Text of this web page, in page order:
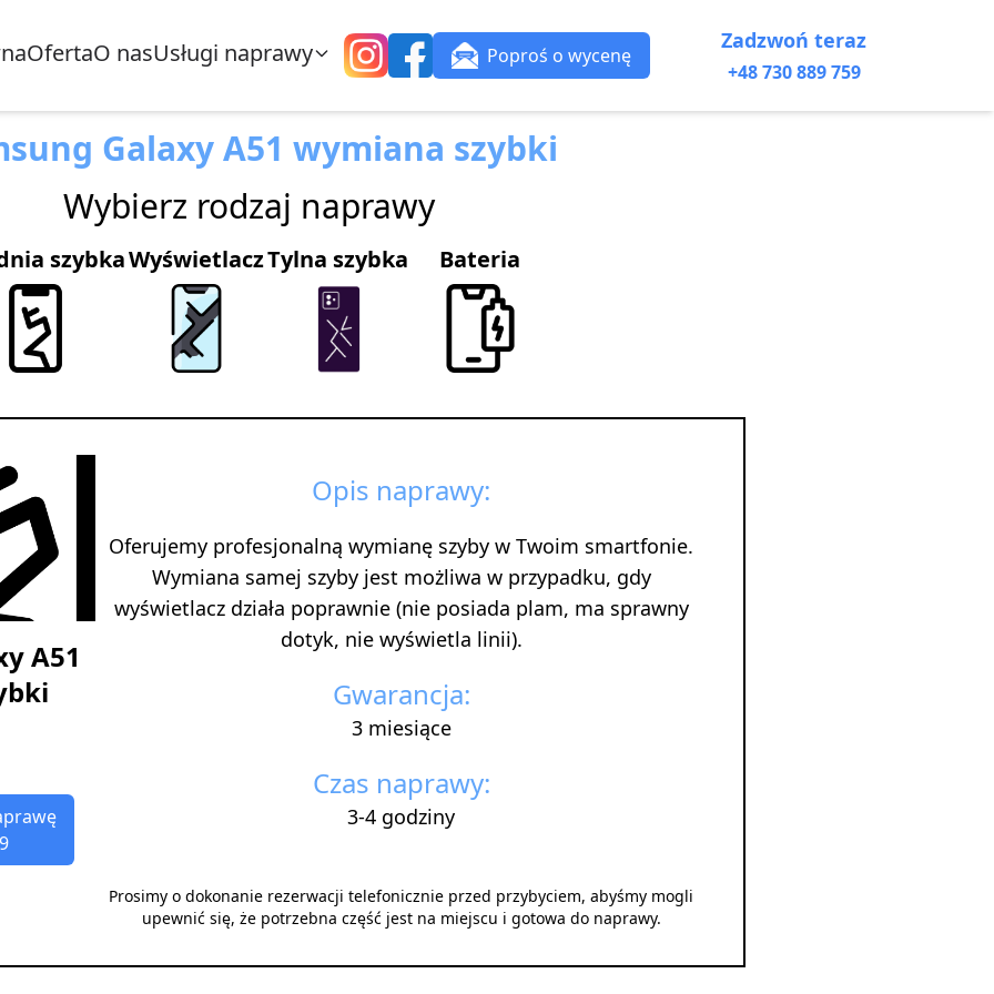
OfertaO nasUsługi naprawy Poproś o wycenę
Zadzwoń teraz
+48 730 889 759
Galaxy A51 wymiana szybki
Wybierz rodzaj naprawy
szybkaWyświetlaczTylna szybka Bateria
A51
Opis naprawy:
Oferujemy profesjonalną wymianę szyby w Twoim smartfonie.
Wymiana samej szyby jest możliwa w przypadku, gdy
wyświetlacz działa poprawnie (nie posiada plam, ma sprawny
dotyk, nie wyświetla linii).
Gwarancja:
3 miesiące
Czas naprawy:
3-4 godziny
Prosimy o dokonanie rezerwacji telefonicznie przed przybyciem, abyśmy mogli
upewnić się, że potrzebna część jest na miejscu i gotowa do naprawy.